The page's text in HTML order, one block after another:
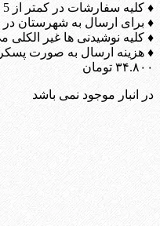
♦ کلیه سفارشات در کمتر از 5 ساعت ارسال میگردد.
♦ برای ارسال به شهرستان در
♦ کلیه نوشیدنی ها غیر الکلی
♦ هزینه ارسال به صورت
۳۴.۸۰۰ تومان
در انبار موجود نمی باشد